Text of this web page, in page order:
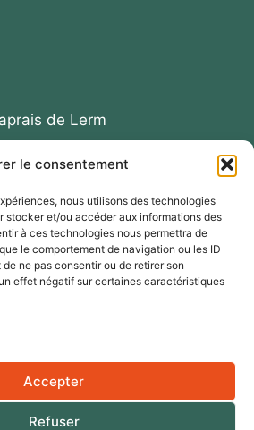
le consentement
nous utilisons des technologies
stocker et/ou accéder aux informations des
à ces technologies nous permettra de
le comportement de navigation ou les ID
ne pas consentir ou de retirer son
effet négatif sur certaines caractéristiques
Accepter
Refuser
de Lerm
DE LERM
73
94
Accessibilité